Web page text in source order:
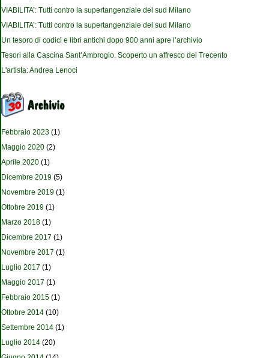
VIABILITA’: Tutti contro la supertangenziale del sud Milano
VIABILITA’: Tutti contro la supertangenziale del sud Milano
Un tesoro di codici e libri antichi dopo 900 anni apre l’archivio
Tesori alla Cascina Sant’Ambrogio. Scoperto un affresco del Trecento
L'artista: Andrea Lenoci
Febbraio 2023 (1)
Maggio 2020 (2)
Aprile 2020 (1)
Dicembre 2019 (5)
Novembre 2019 (1)
Ottobre 2019 (1)
Marzo 2018 (1)
Dicembre 2017 (1)
Novembre 2017 (1)
Luglio 2017 (1)
Maggio 2017 (1)
Febbraio 2015 (1)
Ottobre 2014 (10)
Settembre 2014 (1)
Luglio 2014 (20)